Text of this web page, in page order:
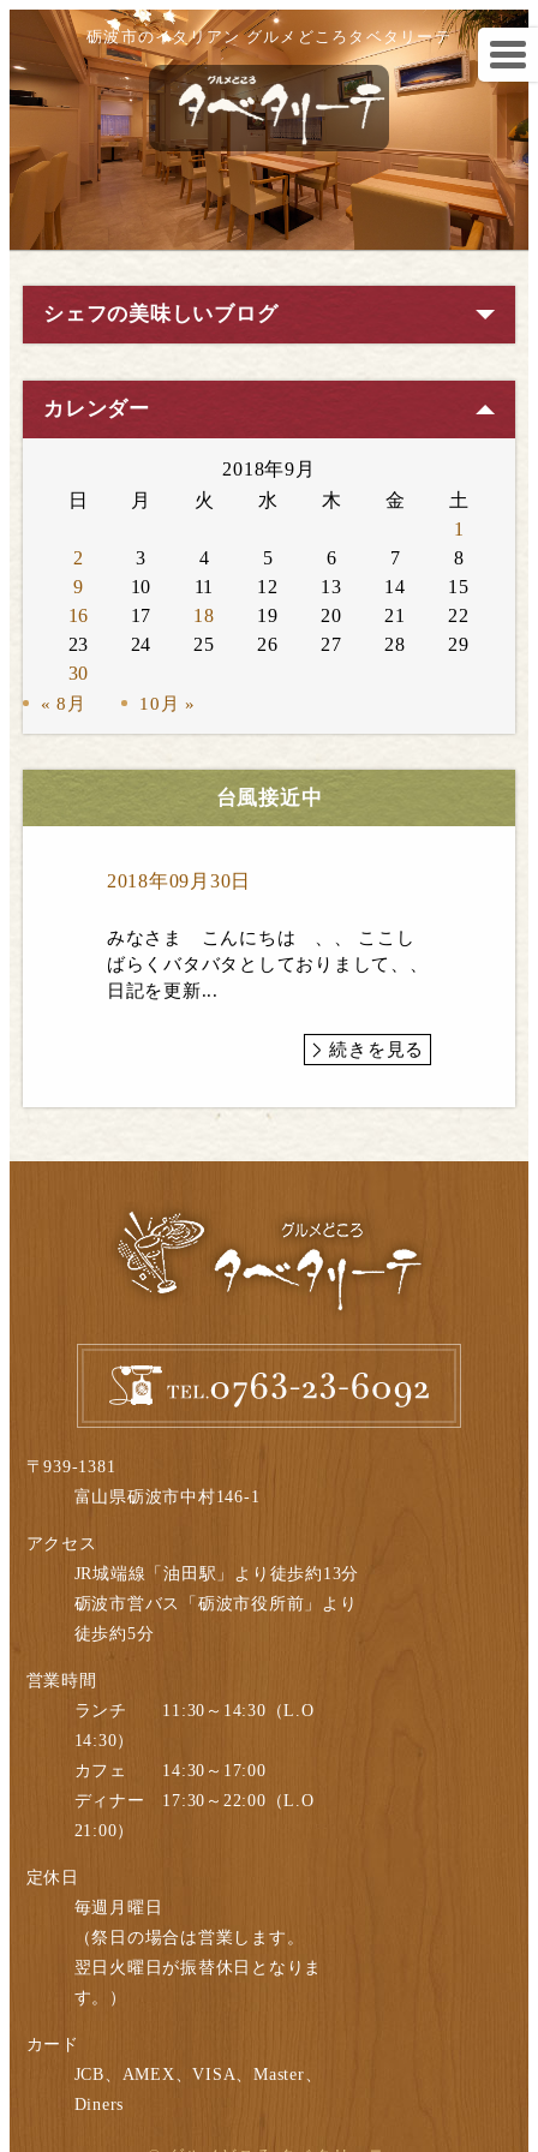
砺波市のイタリアン グルメどころタベタリーテ
シェフの美味しいブログ
カレンダー
2018年9月
日
月 火 水 木 金
土
1
2
3 4 5 6 7
8
9
10 11 12 13 14
15
16
17 18 19 20 21
22
23
24 25 26 27 28
29
30
« 8月 10月 »
台風接近中
2018年09月30日
みなさま こんにちは 、、 ここし
ばらくバタバタとしておりまして、、
日記を更新...
続きを見る
〒939-1381
富山県砺波市中村146-1
アクセス
JR城端線「油田駅」より徒歩約13分
砺波市営バス「砺波市役所前」より
徒歩約5分
営業時間
ランチ 11:30～14:30（L.O
14:30）
カフェ 14:30～17:00
ディナー 17:30～22:00（L.O
21:00）
定休日
毎週月曜日
（祭日の場合は営業します。
翌日火曜日が振替休日となりま
す。）
カード
JCB、AMEX、VISA、Master、
Diners